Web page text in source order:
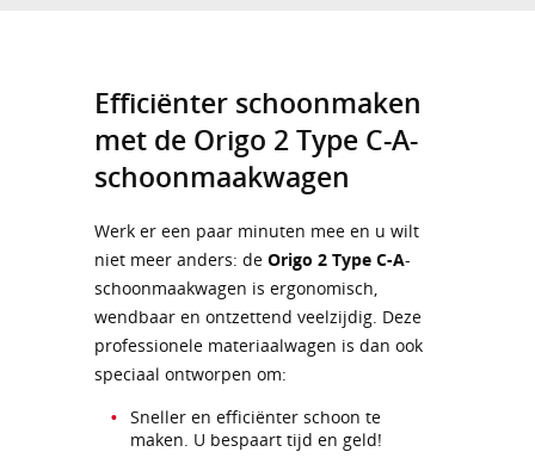
Efficiënter schoonmaken
met de Origo 2 Type C-A-
schoonmaakwagen
Werk er een paar minuten mee en u wilt
niet meer anders: de Origo 2 Type C-A-
schoonmaakwagen is ergonomisch,
wendbaar en ontzettend veelzijdig. Deze
professionele materiaalwagen is dan ook
speciaal ontworpen om:
Sneller en efficiënter schoon te
maken. U bespaart tijd en geld!